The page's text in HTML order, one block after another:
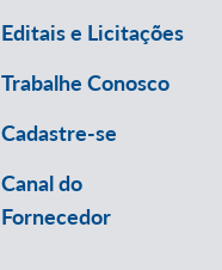
Editais e Licitações
Trabalhe Conosco
Cadastre-se
Canal do
Fornecedor